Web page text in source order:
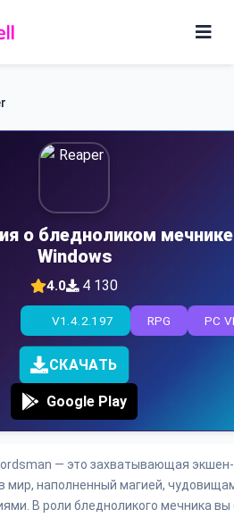
о бледноликом
Windows
4.0 4 130
PC
RPG
V1.4.2.197
СКАЧАТЬ
Google Play
— это захватывающая экшен-
мир, наполненный магией,
В роли бледноликого мечника вы